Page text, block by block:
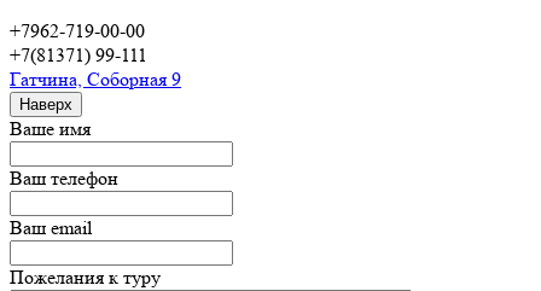
+7962-719-00-00
+7(81371) 99-111
Гатчина, Соборная 9
Наверх
Ваше имя
Ваш телефон
Ваш email
Пожелания к туру